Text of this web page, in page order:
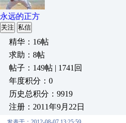
永远的正方
关注 私信
精华：16帖
求助：8帖
帖子：149帖 | 1741回
年度积分：0
历史总积分：9919
注册：2011年9月22日